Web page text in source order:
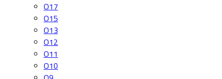
O17
O15
O13
O12
O11
O10